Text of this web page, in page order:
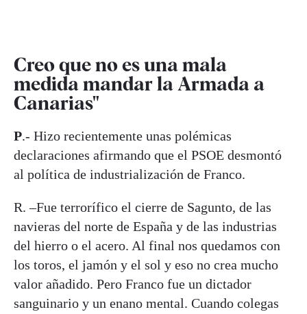
Creo que no es una mala
medida mandar la Armada a
Canarias"
P.- Hizo recientemente unas polémicas
declaraciones afirmando que el PSOE desmontó
al política de industrialización de Franco.
R. –Fue terrorífico el cierre de Sagunto, de las
navieras del norte de España y de las industrias
del hierro o el acero. Al final nos quedamos con
los toros, el jamón y el sol y eso no crea mucho
valor añadido. Pero Franco fue un dictador
sanguinario y un enano mental. Cuando colegas